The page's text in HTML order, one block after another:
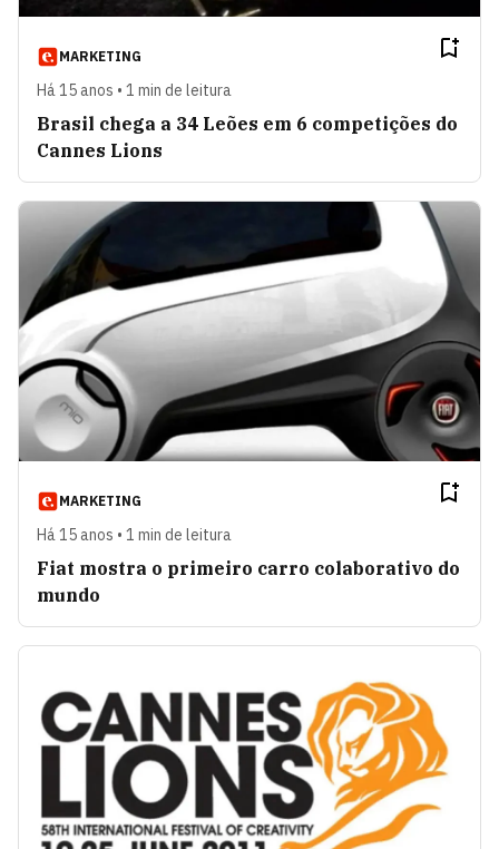
MARKETING
Há 15 anos • 1 min de leitura
Brasil chega a 34 Leões em 6 competições do
Cannes Lions
MARKETING
Há 15 anos • 1 min de leitura
Fiat mostra o primeiro carro colaborativo do
mundo